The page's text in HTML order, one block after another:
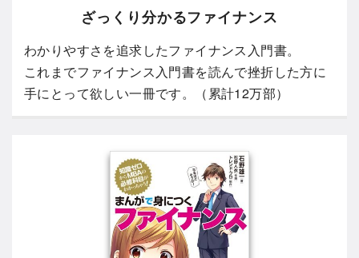
ざっくり分かるファイナンス
わかりやすさを追求したファイナンス入門書。
これまでファイナンス入門書を読んで挫折した方に
手にとって欲しい一冊です。（累計12万部）